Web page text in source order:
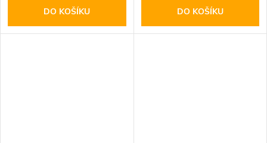
DO KOŠÍKU DO KOŠÍKU